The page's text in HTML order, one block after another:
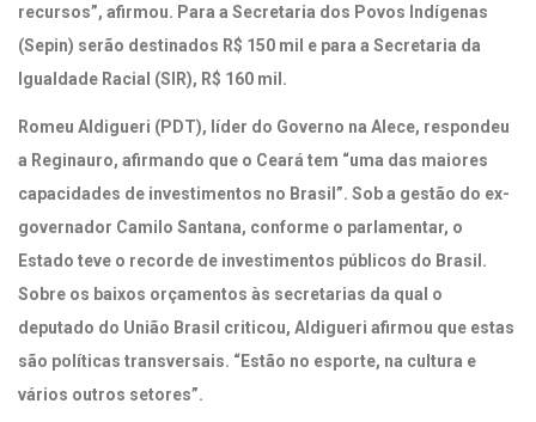
recursos”, afirmou. Para a Secretaria dos Povos Indígenas
(Sepin) serão destinados R$ 150 mil e para a Secretaria da
Igualdade Racial (SIR), R$ 160 mil.
Romeu Aldigueri (PDT), líder do Governo na Alece, respondeu
a Reginauro, afirmando que o Ceará tem “uma das maiores
capacidades de investimentos no Brasil”. Sob a gestão do ex-
governador Camilo Santana, conforme o parlamentar, o
Estado teve o recorde de investimentos públicos do Brasil.
Sobre os baixos orçamentos às secretarias da qual o
deputado do União Brasil criticou, Aldigueri afirmou que estas
são políticas transversais. “Estão no esporte, na cultura e
vários outros setores”.